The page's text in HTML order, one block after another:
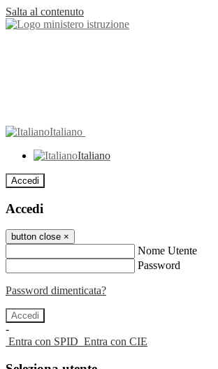
Salta al contenuto
Italiano
Italiano
Accedi
Accedi
button close ×
Nome Utente
Password
Password dimenticata?
-
Entra con SPID Entra con CIE